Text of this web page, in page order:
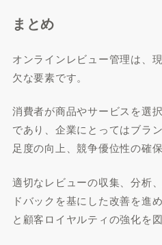
まとめ
オンラインレビュー管理は、
欠な要素です。
消費者が商品やサービスを選
であり、企業にとってはブラ
足度の向上、競争優位性の確
適切なレビューの収集、分析
ドバックを基にした改善を進
と顧客ロイヤルティの強化を